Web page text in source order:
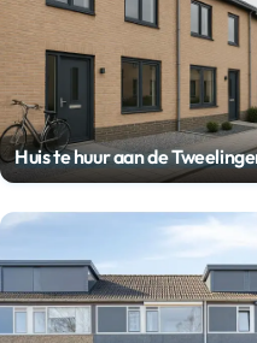
Huis te huur aan de